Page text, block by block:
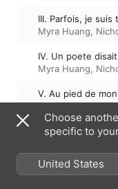
III. Parfois, je suis
Myra Huang,
IV. Un poete disait
Myra Huang,
V. Au pied de
Nicholas Phan,
VI. Si tout ceci
VII. Nous nous
Choose
specific to
United States